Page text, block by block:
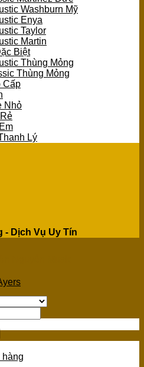
Washburn Mỹ
Enya
Taylor
Martin
Biệt
Thùng Mỏng
Thùng Mỏng
Cấp
Nhỏ
Lý
- Dịch Vụ Uy Tín
hàng